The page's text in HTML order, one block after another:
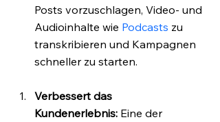
Posts vorzuschlagen, Video- und
Audioinhalte wie Podcasts zu
transkribieren und Kampagnen
schneller zu starten.
Verbessert das
Kundenerlebnis: Eine der